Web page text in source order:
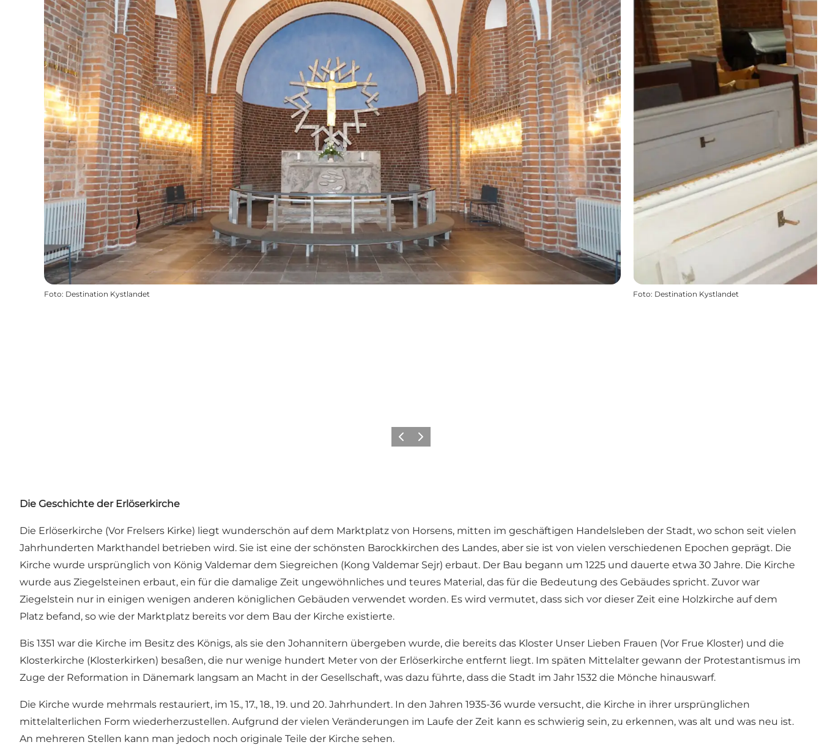
Foto: Destination Kystlandet Foto: Destination Kystlandet
ZurückWeiter
Die Geschichte der Erlöserkirche
Die Erlöserkirche (Vor Frelsers Kirke) liegt wunderschön auf dem Marktplatz von Horsens, mitten im geschäftigen Handelsleben der Stadt, wo schon seit vielen
Jahrhunderten Markthandel betrieben wird. Sie ist eine der schönsten Barockkirchen des Landes, aber sie ist von vielen verschiedenen Epochen geprägt. Die
Kirche wurde ursprünglich von König Valdemar dem Siegreichen (Kong Valdemar Sejr) erbaut. Der Bau begann um 1225 und dauerte etwa 30 Jahre. Die Kirche
wurde aus Ziegelsteinen erbaut, ein für die damalige Zeit ungewöhnliches und teures Material, das für die Bedeutung des Gebäudes spricht. Zuvor war
Ziegelstein nur in einigen wenigen anderen königlichen Gebäuden verwendet worden. Es wird vermutet, dass sich vor dieser Zeit eine Holzkirche auf dem
Platz befand, so wie der Marktplatz bereits vor dem Bau der Kirche existierte.
Bis 1351 war die Kirche im Besitz des Königs, als sie den Johannitern übergeben wurde, die bereits das Kloster Unser Lieben Frauen (Vor Frue Kloster) und die
Klosterkirche (Klosterkirken) besaßen, die nur wenige hundert Meter von der Erlöserkirche entfernt liegt. Im späten Mittelalter gewann der Protestantismus im
Zuge der Reformation in Dänemark langsam an Macht in der Gesellschaft, was dazu führte, dass die Stadt im Jahr 1532 die Mönche hinauswarf.
Die Kirche wurde mehrmals restauriert, im 15., 17., 18., 19. und 20. Jahrhundert. In den Jahren 1935-36 wurde versucht, die Kirche in ihrer ursprünglichen
mittelalterlichen Form wiederherzustellen. Aufgrund der vielen Veränderungen im Laufe der Zeit kann es schwierig sein, zu erkennen, was alt und was neu ist.
An mehreren Stellen kann man jedoch noch originale Teile der Kirche sehen.